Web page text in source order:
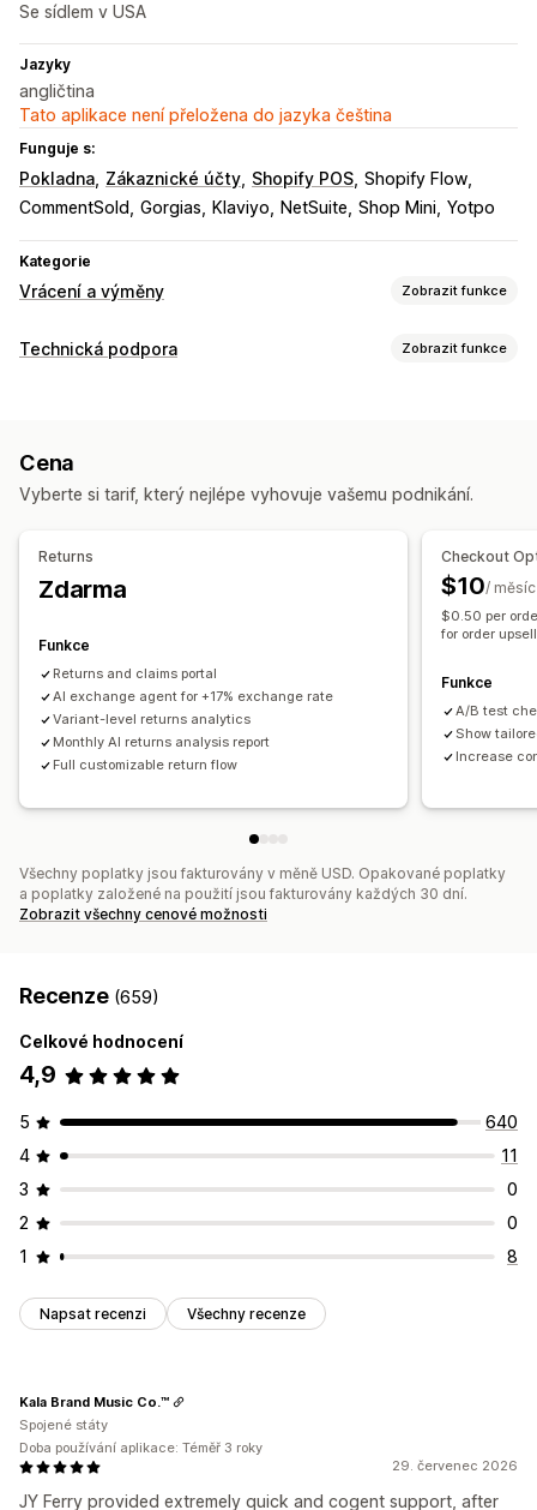
Se sídlem v USA
Jazyky
angličtina
Tato aplikace není přeložena do jazyka čeština
Funguje s:
Pokladna Zákaznické účty Shopify POS Shopify Flow
CommentSold
Gorgias Klaviyo NetSuite Shop Mini Yotpo
Kategorie
Vrácení a výměny Zobrazit funkce
Možnosti vrácení
Slevové kódy
Automatizovaná schválení
Vlastní zásady
Lhůty pro vrácení
Notifikace pomocí SMS
Vlastní prosazování značky
Aktualizace zásob Seznamy blokovaných zákazníků
Analytika
Technická podpora Zobrazit funkce
Sociální sítě
Prodej vstupenek
Spouštěče založené na pravidlech
Označování štítky
Detekce spamu
Notifikace pro zákazníky
Průzkumy zpětné vazby
Analytika
Výkazy
Cena
Vyberte si tarif, který nejlépe vyhovuje vašemu podnikání.
Returns
Zdarma
Funkce
Returns and claims portal
AI exchange agent for +17% exchange rate
Variant-level returns analytics
Monthly AI returns analysis report
Full customizable return flow
Checkout
$10/ měsíc
$0.50 per
for order upsell
Funkce
A/B test
Show
Increase
Všechny poplatky jsou fakturovány v měně USD. Opakované poplatky
a poplatky založené na použití jsou fakturovány každých 30 dní.
Zobrazit všechny cenové možnosti
Recenze (659)
Celkové hodnocení
4,9
5
640
4
11
3
0
2
0
1
8
Napsat recenzi Všechny recenze
29. červenec 2026
JY Ferry provided extremely quick and cogent support, after
Kala Brand Music Co.™
Spojené státy
Doba používání aplikace: Téměř 3 roky